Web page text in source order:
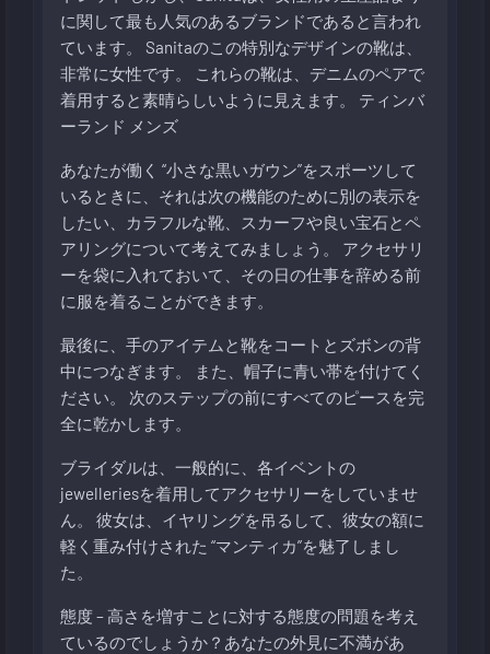
に関して最も人気のあるブランドであると言われ
ています。 Sanitaのこの特別なデザインの靴は、
非常に女性です。 これらの靴は、デニムのペアで
着用すると素晴らしいように見えます。 ティンバ
ーランド メンズ
あなたが働く “小さな黒いガウン”をスポーツして
いるときに、それは次の機能のために別の表示を
したい、カラフルな靴、スカーフや良い宝石とペ
アリングについて考えてみましょう。 アクセサリ
ーを袋に入れておいて、その日の仕事を辞める前
に服を着ることができます。
最後に、手のアイテムと靴をコートとズボンの背
中につなぎます。 また、帽子に青い帯を付けてく
ださい。 次のステップの前にすべてのピースを完
全に乾かします。
ブライダルは、一般的に、各イベントの
jewelleriesを着用してアクセサリーをしていませ
ん。 彼女は、イヤリングを吊るして、彼女の額に
軽く重み付けされた “マンティカ”を魅了しまし
た。
態度 – 高さを増すことに対する態度の問題を考え
ているのでしょうか？あなたの外見に不満があ